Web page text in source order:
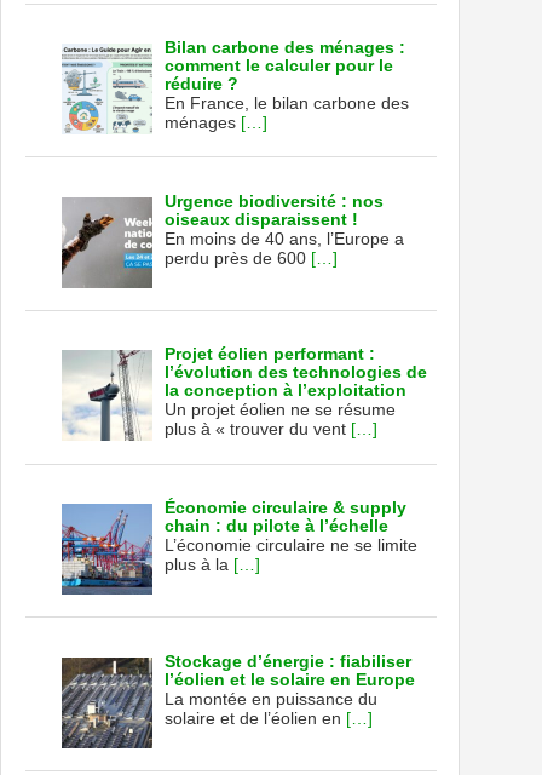
Bilan carbone des ménages :
comment le calculer pour le
réduire ?
En France, le bilan carbone des
ménages […]
Urgence biodiversité : nos
oiseaux disparaissent !
En moins de 40 ans, l’Europe a
perdu près de 600 […]
Projet éolien performant :
l’évolution des technologies de
la conception à l’exploitation
Un projet éolien ne se résume
plus à « trouver du vent […]
Économie circulaire & supply
chain : du pilote à l’échelle
L’économie circulaire ne se limite
plus à la […]
Stockage d’énergie : fiabiliser
l’éolien et le solaire en Europe
La montée en puissance du
solaire et de l’éolien en […]